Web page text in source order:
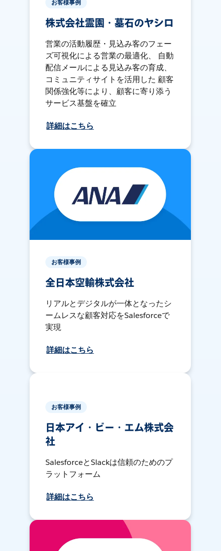
お客様事例
株式会社霊園・墓石のヤシロ
営業の活動履歴・見込み客のフェー
ズ可視化による営業の最適化、 自動
配信メールによる見込み客の育成、
コミュニティサイトを活用した 顧客
関係強化等により、顧客に寄り添う
サービス基盤を確立
詳細はこちら
お客様事例
全日本空輸株式会社
リアルとデジタルが一体となったシ
ームレスな顧客対応をSalesforceで
実現
詳細はこちら
お客様事例
日本アイ・ビー・エム株式会
社
SalesforceとSlackは信頼のためのプ
ラットフォーム
詳細はこちら